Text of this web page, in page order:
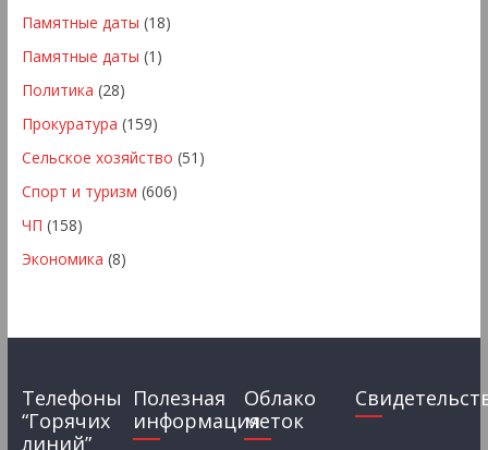
Памятные даты (18)
Памятные даты (1)
Политика (28)
Прокуратура (159)
Сельское хозяйство (51)
Спорт и туризм (606)
ЧП (158)
Экономика (8)
Телефоны
“Горячих
линий”
Полезная
информация
Облако
меток